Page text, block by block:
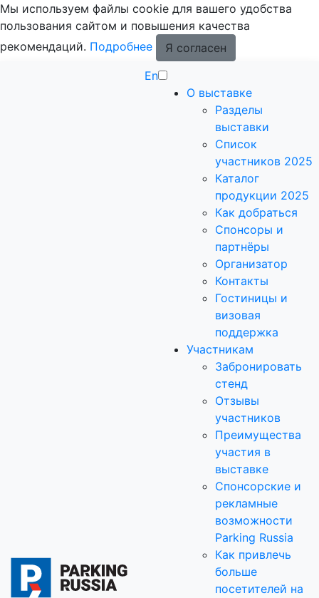
Мы используем файлы cookie для вашего удобства
пользования сайтом и повышения качества
рекомендаций. Подробнее
Я согласен
En
О выставке
Разделы
выставки
Список
участников 2025
Каталог
продукции 2025
Как добраться
Спонсоры и
партнёры
Организатор
Контакты
Гостиницы и
визовая
поддержка
Участникам
Забронировать
стенд
Отзывы
участников
Преимущества
участия в
выставке
Спонсорские и
рекламные
возможности
Parking Russia
Как привлечь
больше
посетителей на